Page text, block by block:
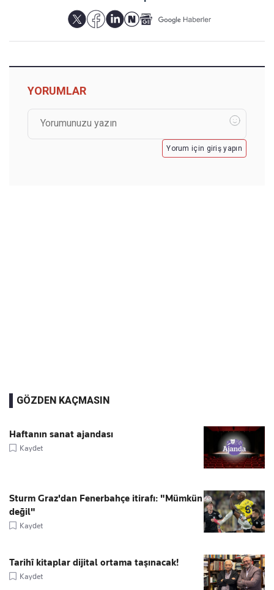
YORUMLAR
Yorum için giriş yapın
GÖZDEN KAÇMASIN
Haftanın sanat ajandası
Kaydet
Sturm Graz'dan Fenerbahçe itirafı: "Mümkün
değil"
Kaydet
Tarihî kitaplar dijital ortama taşınacak!
Kaydet